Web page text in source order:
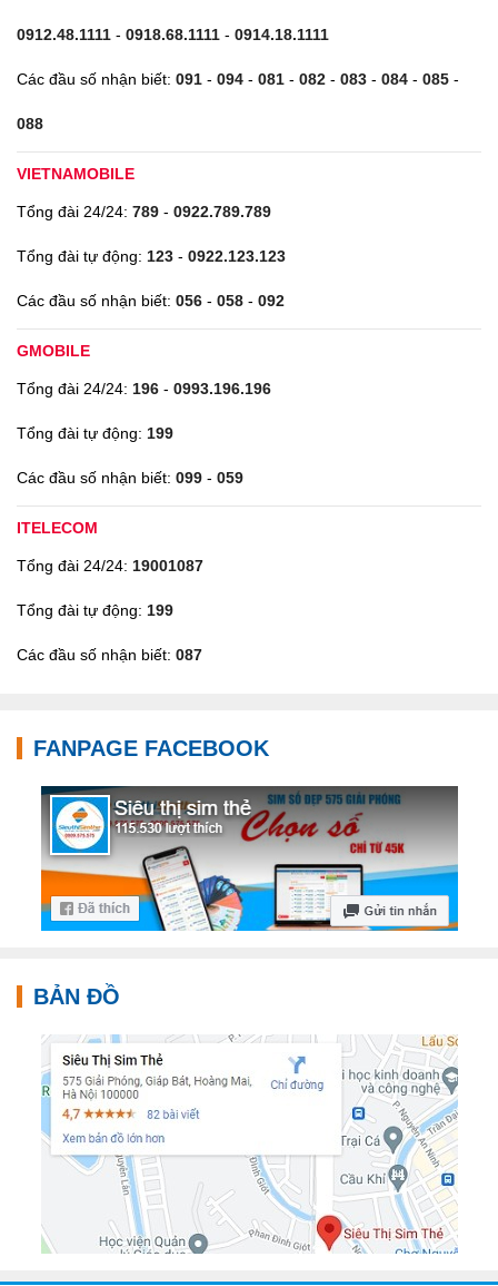
0912.48.1111 - 0918.68.1111 - 0914.18.1111
Các đầu số nhận biết: 091 - 094 - 081 - 082 - 083 - 084 - 085 -
088
VIETNAMOBILE
Tổng đài 24/24: 789 - 0922.789.789
Tổng đài tự động: 123 - 0922.123.123
Các đầu số nhận biết: 056 - 058 - 092
GMOBILE
Tổng đài 24/24: 196 - 0993.196.196
Tổng đài tự động: 199
Các đầu số nhận biết: 099 - 059
ITELECOM
Tổng đài 24/24: 19001087
Tổng đài tự động: 199
Các đầu số nhận biết: 087
FANPAGE FACEBOOK
BẢN ĐỒ